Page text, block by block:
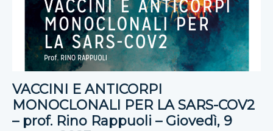
VACCINI E ANTICORPI
MONOCLONALI PER LA SARS-COV2
– prof. Rino Rappuoli – Giovedì, 9